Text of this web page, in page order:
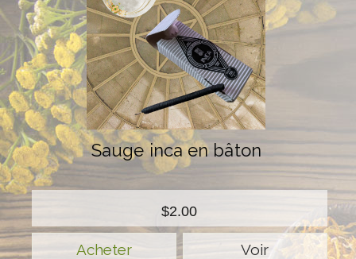
Sauge inca en bâton
$2.00
Voir